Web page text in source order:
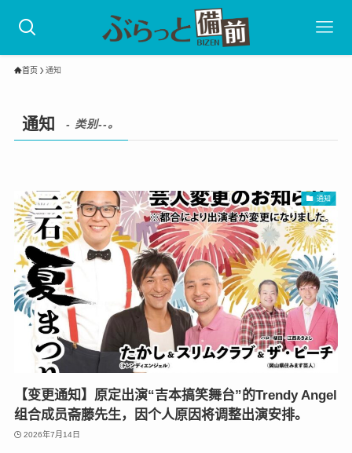
首页 通知
通知 - 类别--。
通知
【变更通知】原定出演“吉本搞笑舞台”的Trendy Angel
组合成员斋藤先生，因个人原因将调整出演安排。
2026年7月14日